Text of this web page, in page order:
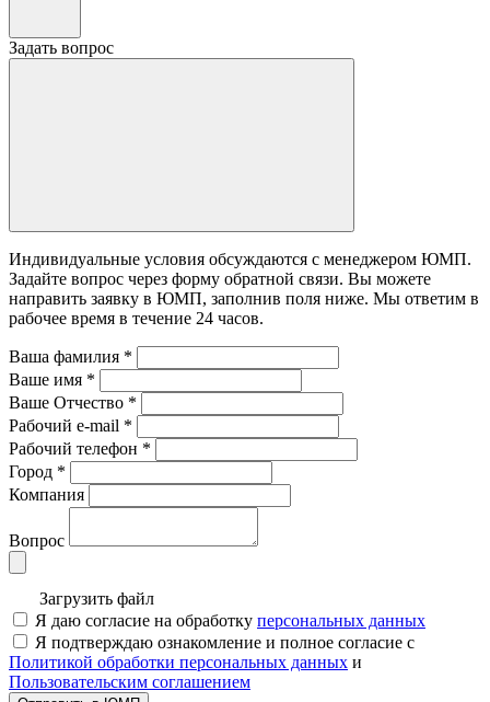
Задать вопрос
Индивидуальные условия обсуждаются с менеджером ЮМП.
Задайте вопрос через форму обратной связи. Вы можете
направить заявку в ЮМП, заполнив поля ниже. Mы ответим в
рабочее время в течение 24 часов.
Ваша фамилия *
Ваше имя *
Ваше Отчество *
Рабочий e-mail *
Рабочий телефон *
Город *
Компания
Вопрос
Загрузить файл
Я даю согласие на обработку персональных данных
Я подтверждаю ознакомление и полное согласие с
Политикой обработки персональных данных и
Пользовательским соглашением